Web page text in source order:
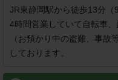
JR東静岡駅から徒歩13分
4時間営業していて自転車、
（お預かり中の盗難、事故
しております。